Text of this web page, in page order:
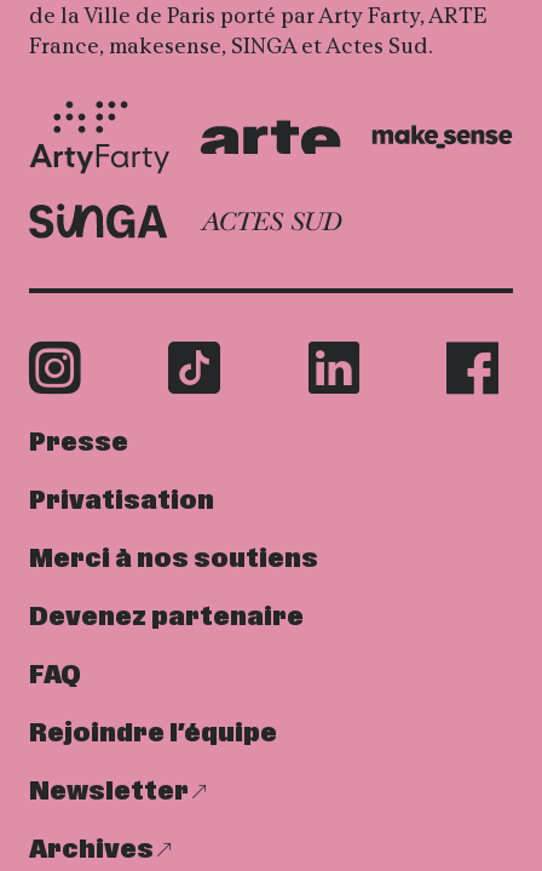
de la Ville de Paris porté par Arty Farty, ARTE
France, makesense, SINGA et Actes Sud.
Presse
Privatisation
Merci à nos soutiens
Devenez partenaire
FAQ
Rejoindre l’équipe
Newsletter
Archives